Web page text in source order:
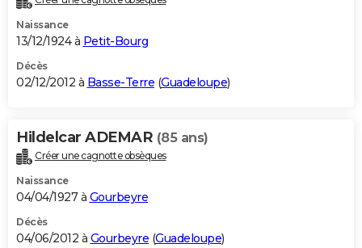
Naissance
13/12/1924 à Petit-Bourg
Décès
02/12/2012 à Basse-Terre (Guadeloupe)
Hildelcar ADEMAR (85 ans)
Créer une cagnotte obsèques
Naissance
04/04/1927 à Gourbeyre
Décès
04/06/2012 à Gourbeyre (Guadeloupe)